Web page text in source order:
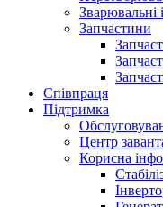
Зварювальні
Запчастини
Співпраця
Підтримка
Центр
Корисна